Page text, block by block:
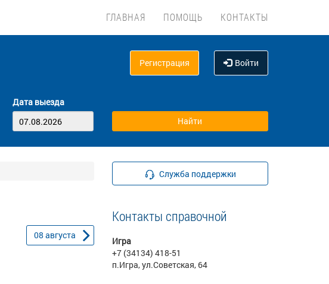
ГЛАВНАЯ ПОМОЩЬ КОНТАКТЫ
Регистрация Войти
Дата выезда
08 августа
Служба поддержки
Контакты справочной
Игра
+7 (34134) 418-51
п.Игра, ул.Советская, 64